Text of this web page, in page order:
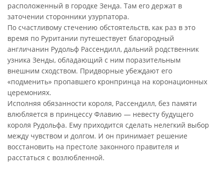
расположенный в городке Зенда. Там его держат в
заточении сторонники узурпатора.
По счастливому стечению обстоятельств, как раз в это
время по Руритании путешествует благородный
англичанин Рудольф Рассендилл, дальний родственник
узника Зенды, обладающий с ним поразительным
внешним сходством. Придворные убеждают его
«подменить» пропавшего кронпринца на коронационных
церемониях.
Исполняя обязанности короля, Рассендилл, без памяти
влюбляется в принцессу Флавию — невесту будущего
короля Рудольфа. Ему приходится сделать нелегкий выбор
между чувством и долгом. И он принимает решение
восстановить на престоле законного правителя и
расстаться с возлюбленной.